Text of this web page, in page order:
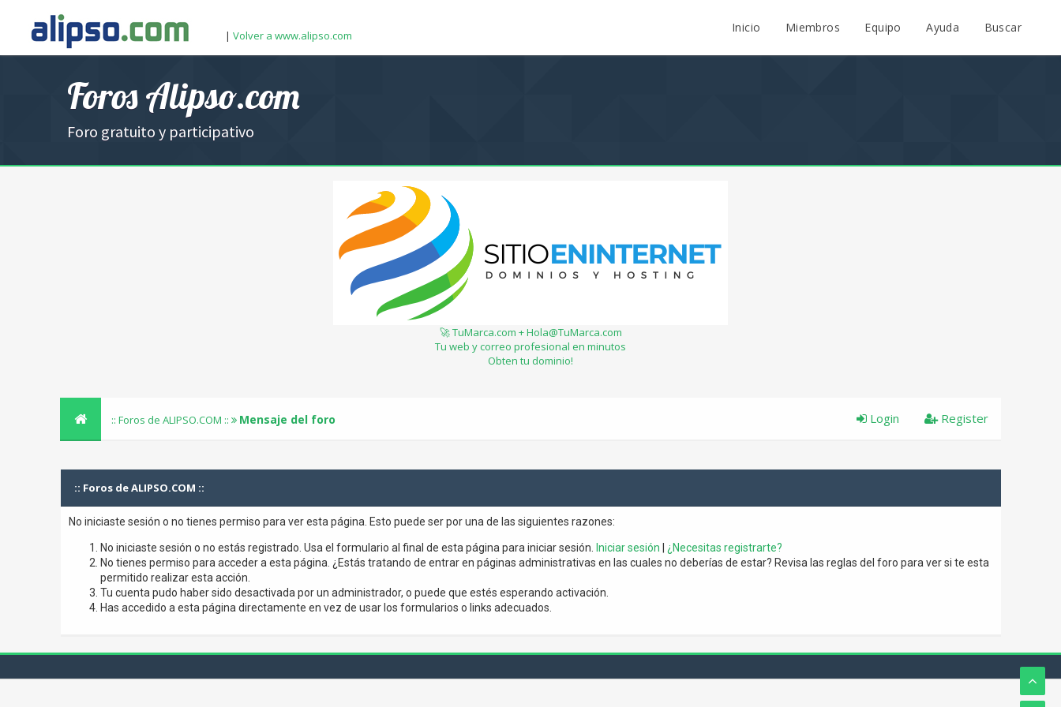
| Volver a www.alipso.com
Inicio Miembros Equipo Ayuda Buscar
Foros Alipso.com
Foro gratuito y participativo
🚀 TuMarca.com + Hola@TuMarca.com
Tu web y correo profesional en minutos
Obten tu dominio!
:: Foros de ALIPSO.COM :: Mensaje del foro Register
Login
:: Foros de ALIPSO.COM ::
No iniciaste sesión o no tienes permiso para ver esta página. Esto puede ser por una de las siguientes razones:
No iniciaste sesión o no estás registrado. Usa el formulario al final de esta página para iniciar sesión. Iniciar sesión
¿Necesitas registrarte?
No tienes permiso para acceder a esta página. ¿Estás tratando de entrar en páginas administrativas en las cuales no deberías de estar? Revisa las reglas del foro para ver si te esta
permitido realizar esta acción.
Tu cuenta pudo haber sido desactivada por un administrador, o puede que estés esperando activación.
Has accedido a esta página directamente en vez de usar los formularios o links adecuados.